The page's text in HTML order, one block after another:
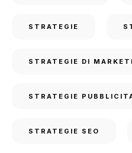
STRATEGIE
STRATEGIE DI
STRATEGIE
STRATEGIE SEO